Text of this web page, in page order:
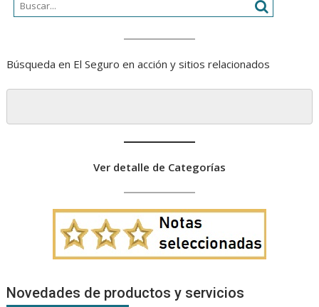
Búsqueda en El Seguro en acción y sitios relacionados
Ver detalle de Categorías
Novedades de productos y servicios